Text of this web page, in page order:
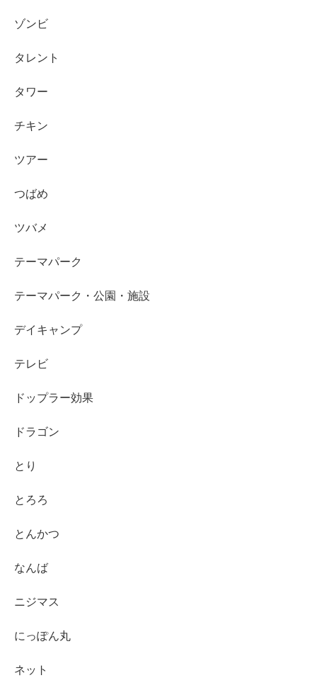
ゾンビ
タレント
タワー
チキン
ツアー
つばめ
ツバメ
テーマパーク
テーマパーク・公園・施設
デイキャンプ
テレビ
ドップラー効果
ドラゴン
とり
とろろ
とんかつ
なんば
ニジマス
にっぽん丸
ネット